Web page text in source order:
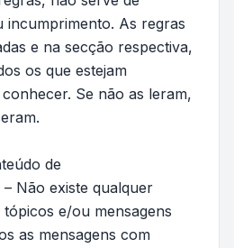
incumprimento. As regras
e na secção respectiva,
os que estejam
Se não as leram,
de
Não existe qualquer
e/ou mensagens
as mensagens com